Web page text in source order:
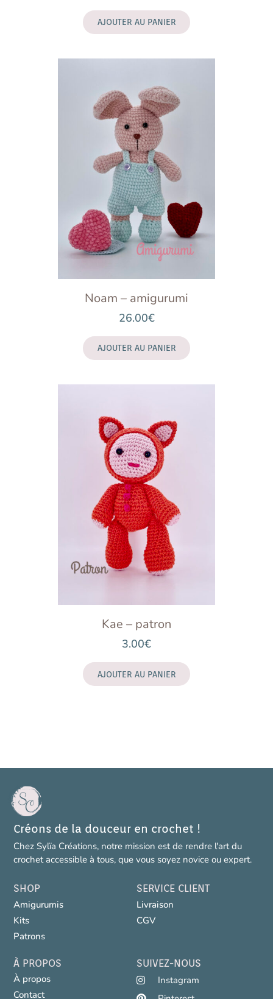
AJOUTER AU PANIER
Noam – amigurumi
26.00€
AJOUTER AU PANIER
Kae – patron
3.00€
AJOUTER AU PANIER
Créons de la douceur en crochet !
Chez Sylïa Créations, notre mission est de rendre l'art du
crochet accessible à tous, que vous soyez novice ou expert.
SHOP
Amigurumis
Kits
Patrons
SERVICE CLIENT
Livraison
CGV
À PROPOS
À propos
Contact
SUIVEZ-NOUS
Instagram